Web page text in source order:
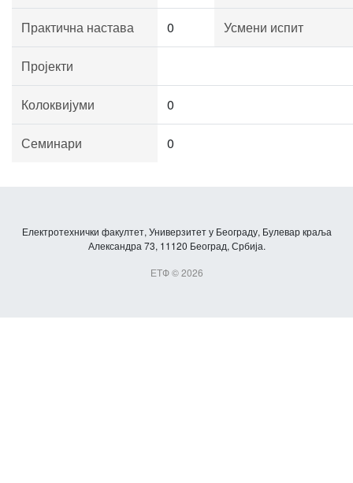
Практична настава 0 Усмени испит
Пројекти
Колоквијуми 0
Семинари 0
Електротехнички факултет, Универзитет у Београду, Булевар краља
Александра 73, 11120 Београд, Србија.
ЕТФ © 2026